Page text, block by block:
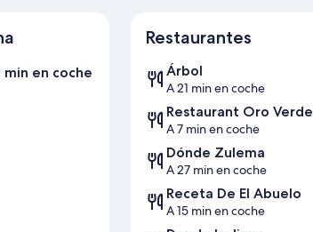
min en coche
Restaurantes
Árbol
A 21 min en coche
Restaurant Oro Verde
A 7 min en coche
Dónde Zulema
A 27 min en coche
Receta De El Abuelo
A 15 min en coche